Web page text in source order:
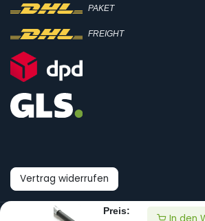
Preis:
In den
PAKET
FREIGHT
Vertrag widerrufen